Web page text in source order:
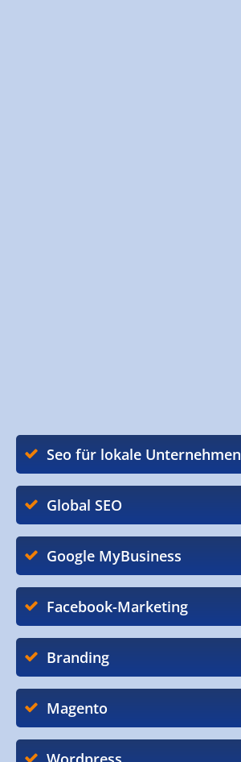
Seo für lokale Unternehmen
Global SEO
Google MyBusiness
Facebook-Marketing
Branding
Magento